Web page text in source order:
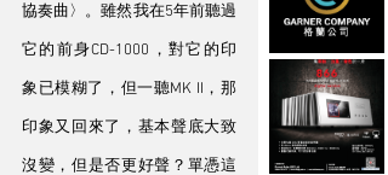
協奏曲〉。雖然我在5年前聽過
它的前身CD-1000，對它的印
象已模糊了，但一聽MK II，那
印象又回來了，基本聲底大致
沒變，但是否更好聲？單憑這